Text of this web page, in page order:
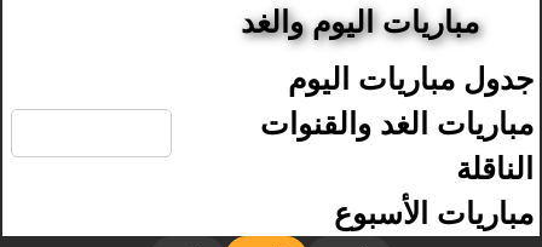
مباريات اليوم والغد
جدول مباريات اليوم
مباريات الغد والقنوات
الناقلة
مباريات الأسبوع